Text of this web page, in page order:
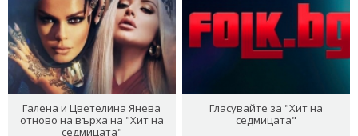
Галена и Цветелина Янева
отново на върха на "Хит на
седмицата"
Гласувайте за "Хит на
седмицата"